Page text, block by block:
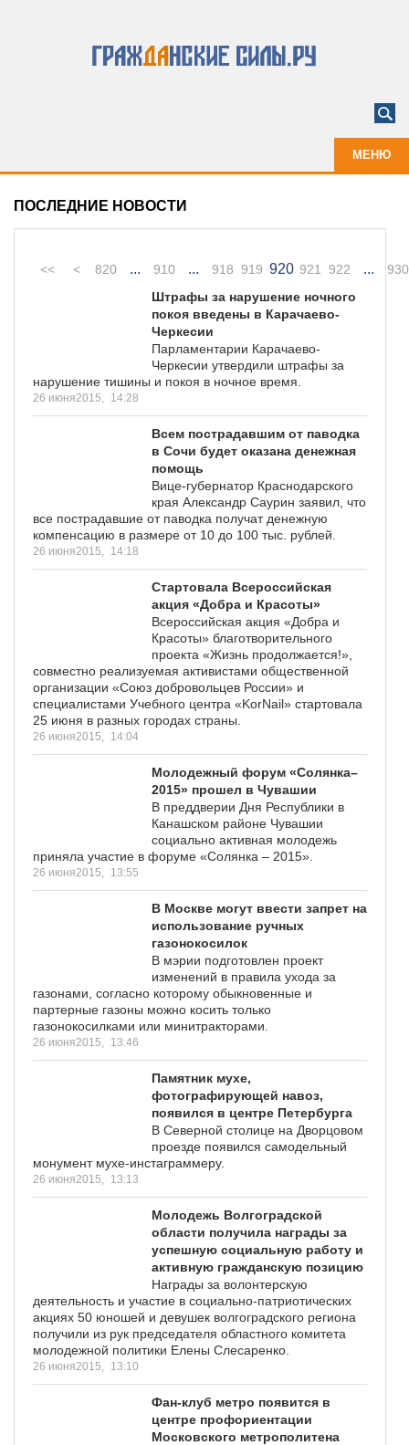
МЕНЮ
ПОСЛЕДНИЕ НОВОСТИ
<< < 820 ... 910 ... 918 919 920 921 922 ...
930
Штрафы за нарушение ночного
покоя введены в Карачаево-
Черкесии
Парламентарии Карачаево-
Черкесии утвердили штрафы за
нарушение тишины и покоя в ночное время.
26 июня2015, 14:28
Всем пострадавшим от паводка
в Сочи будет оказана денежная
помощь
Вице-губернатор Краснодарского
края Александр Саурин заявил, что
все пострадавшие от паводка получат денежную
компенсацию в размере от 10 до 100 тыс. рублей.
26 июня2015, 14:18
Стартовала Всероссийская
акция «Добра и Красоты»
Всероссийская акция «Добра и
Красоты» благотворительного
проекта «Жизнь продолжается!»,
совместно реализуемая активистами общественной
организации «Союз добровольцев России» и
специалистами Учебного центра «KorNail» стартовала
25 июня в разных городах страны.
26 июня2015, 14:04
Молодежный форум «Солянка–
2015» прошел в Чувашии
В преддверии Дня Республики в
Канашском районе Чувашии
социально активная молодежь
приняла участие в форуме «Солянка – 2015».
26 июня2015, 13:55
В Москве могут ввести запрет на
использование ручных
газонокосилок
В мэрии подготовлен проект
изменений в правила ухода за
газонами, согласно которому обыкновенные и
партерные газоны можно косить только
газонокосилками или минитракторами.
26 июня2015, 13:46
Памятник мухе,
фотографирующей навоз,
появился в центре Петербурга
В Северной столице на Дворцовом
проезде появился самодельный
монумент мухе-инстаграммеру.
26 июня2015, 13:13
Молодежь Волгоградской
области получила награды за
успешную социальную работу и
активную гражданскую позицию
Награды за волонтерскую
деятельность и участие в социально-патриотических
акциях 50 юношей и девушек волгоградского региона
получили из рук председателя областного комитета
молодежной политики Елены Слесаренко.
26 июня2015, 13:10
Фан-клуб метро появится в
центре профориентации
Московского метрополитена